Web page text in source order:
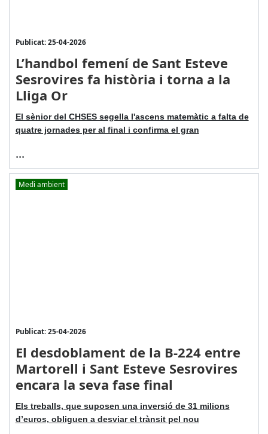
Publicat: 25-04-2026
L’handbol femení de Sant Esteve
Sesrovires fa història i torna a la
Lliga Or
El sènior del CHSES segella l'ascens matemàtic a falta de
quatre jornades per al final i confirma el gran
...
Medi ambient
Publicat: 25-04-2026
El desdoblament de la B-224 entre
Martorell i Sant Esteve Sesrovires
encara la seva fase final
Els treballs, que suposen una inversió de 31 milions
d’euros, obliguen a desviar el trànsit pel nou